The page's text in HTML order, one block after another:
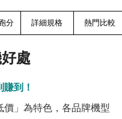
分 詳細規格 熱門比較
處
到！
」為特色，各品牌機型